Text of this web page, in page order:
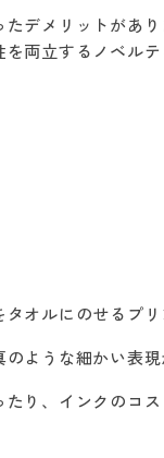
デメリットがあ
両立するノベルテ
オルにのせるプリ
ような細かい表現
り、インクのコ